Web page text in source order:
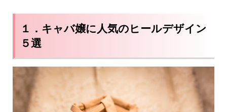
１．キャバ嬢に人気のヒールデザイン
５選